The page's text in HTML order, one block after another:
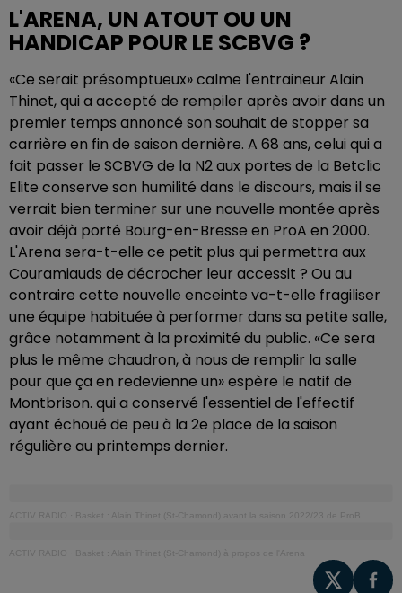
L'ARENA, UN ATOUT OU UN
HANDICAP POUR LE SCBVG ?
«Ce serait présomptueux» calme l'entraineur Alain
Thinet, qui a accepté de rempiler après avoir dans un
premier temps annoncé son souhait de stopper sa
carrière en fin de saison dernière. A 68 ans, celui qui a
fait passer le SCBVG de la N2 aux portes de la Betclic
Elite conserve son humilité dans le discours, mais il se
verrait bien terminer sur une nouvelle montée après
avoir déjà porté Bourg-en-Bresse en ProA en 2000.
L'Arena sera-t-elle ce petit plus qui permettra aux
Couramiauds de décrocher leur accessit ? Ou au
contraire cette nouvelle enceinte va-t-elle fragiliser
une équipe habituée à performer dans sa petite salle,
grâce notamment à la proximité du public. «Ce sera
plus le même chaudron, à nous de remplir la salle
pour que ça en redevienne un» espère le natif de
Montbrison. qui a conservé l'essentiel de l'effectif
ayant échoué de peu à la 2e place de la saison
régulière au printemps dernier.
ACTIV RADIO Basket : Alain Thinet (St-Chamond) avant la saison 2022/23 de ProB
ACTIV RADIO Basket : Alain Thinet (St-Chamond) à propos de l'Arena